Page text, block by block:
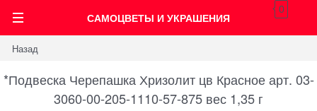
САМОЦВЕТЫ И УКРАШЕНИЯ
0
Назад
*Подвеска Черепашка Хризолит цв Красное арт. 03-
3060-00-205-1110-57-875 вес 1,35 г